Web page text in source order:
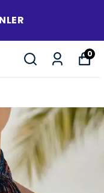
0